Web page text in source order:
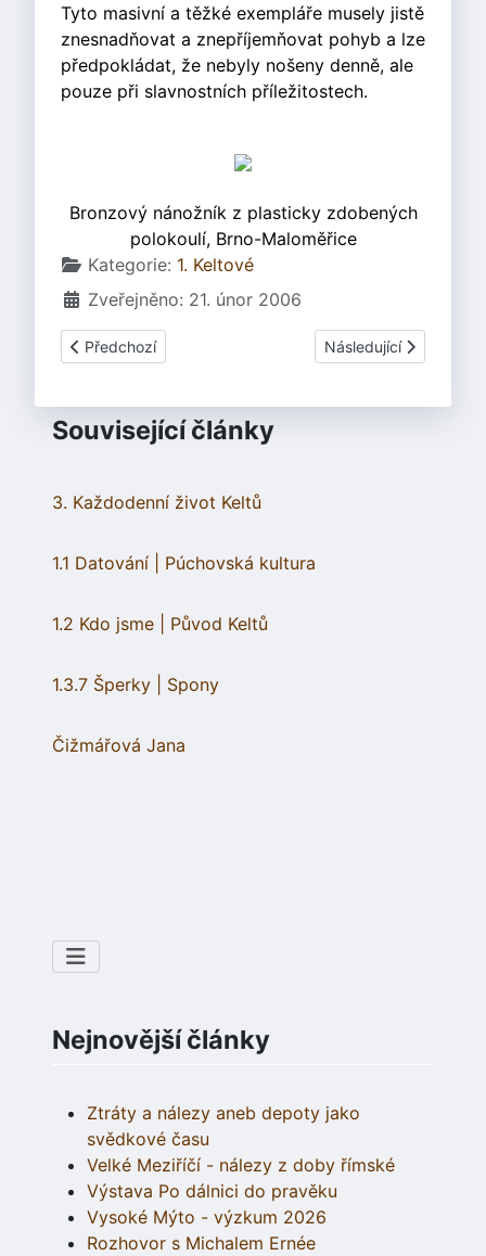
Tyto masivní a těžké exempláře musely jistě
znesnadňovat a znepříjemňovat pohyb a lze
předpokládat, že nebyly nošeny denně, ale
pouze při slavnostních příležitostech.
Bronzový nánožník z plasticky zdobených
polokoulí, Brno-Maloměřice
Základní údaje
Kategorie: 1. Keltové
Zveřejněno: 21. únor 2006
Předchozí článek: 1.3.8 Doplňky | Opasky
Předchozí Další článek: 1.3.7
Následující
Související články
3. Každodenní život Keltů
1.1 Datování | Púchovská kultura
1.2 Kdo jsme | Původ Keltů
1.3.7 Šperky | Spony
Čižmářová Jana
Nejnovější články
Ztráty a nálezy aneb depoty jako
svědkové času
Velké Meziříčí - nálezy z doby římské
Výstava Po dálnici do pravěku
Vysoké Mýto - výzkum 2026
Rozhovor s Michalem Ernée